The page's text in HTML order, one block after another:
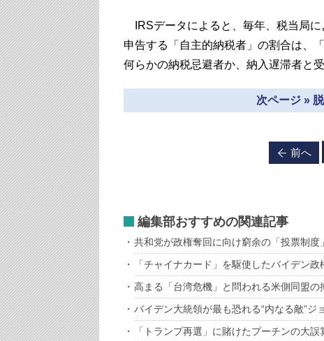
IRSデータによると、毎年、税当局に
申告する「自主的納税者」の割合は、
何らかの納税忌避者か、納入遅滞者と
次ページ »
前へ
編集部おすすめの関連記事
共和党が政権奪回に向け窮余の「投票制度
「チャイナカード」を駆使したバイデン
高まる「台湾危機」と問われる米側同盟の
バイデン大統領が最も恐れる“内なる敵”ジ
「トランプ再選」に賭けたプーチンの大誤